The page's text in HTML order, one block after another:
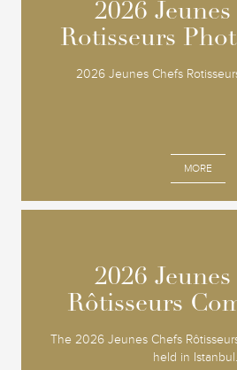
2026
Rotisseurs
2026 Jeunes Chefs
MORE
2026
Rotisseurs
2026
Rôtisseurs
The 2026 Jeunes Chefs
held in
2026
Rôtisseurs